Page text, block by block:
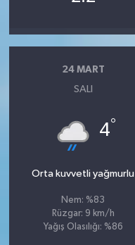
24 MART
SALI
4°
Orta kuvvetli yağmurlu
Nem: %83
Rüzgar: 9 km/h
Yağış Olasılığı: %86